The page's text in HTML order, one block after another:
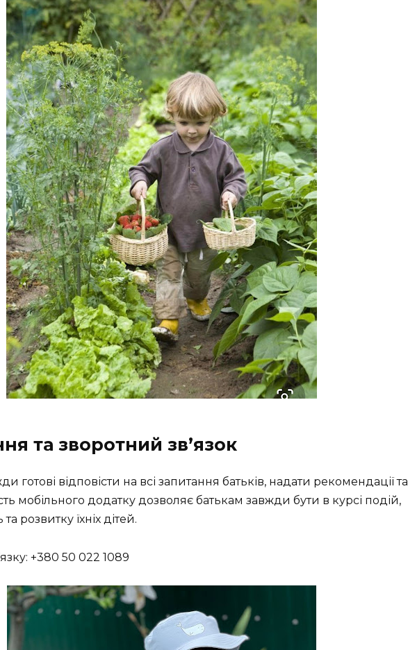
та зворотний зв’язок
готові відповісти на всі запитання батьків, надати рекомендації та
мобільного додатку дозволяє батькам завжди бути в курсі подій,
розвитку їхніх дітей.
+380 50 022 1089